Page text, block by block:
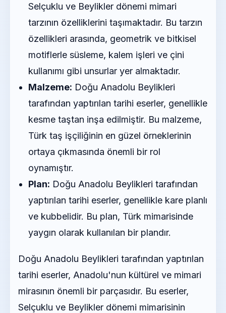
Selçuklu ve Beylikler dönemi mimari
tarzının özelliklerini taşımaktadır. Bu tarzın
özellikleri arasında, geometrik ve bitkisel
motiflerle süsleme, kalem işleri ve çini
kullanımı gibi unsurlar yer almaktadır.
Malzeme: Doğu Anadolu Beylikleri
tarafından yaptırılan tarihi eserler, genellikle
kesme taştan inşa edilmiştir. Bu malzeme,
Türk taş işçiliğinin en güzel örneklerinin
ortaya çıkmasında önemli bir rol
oynamıştır.
Plan: Doğu Anadolu Beylikleri tarafından
yaptırılan tarihi eserler, genellikle kare planlı
ve kubbelidir. Bu plan, Türk mimarisinde
yaygın olarak kullanılan bir plandır.
Doğu Anadolu Beylikleri tarafından yaptırılan
tarihi eserler, Anadolu'nun kültürel ve mimari
mirasının önemli bir parçasıdır. Bu eserler,
Selçuklu ve Beylikler dönemi mimarisinin